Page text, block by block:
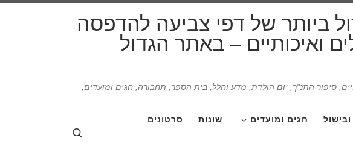
ביותר של דפי צביעה להדפסה
ואיכותיים – באתר הגדול
סיפור התנ"ך, יום הולדת, מדע וחלל, בית הספר, תחבורה, חגים ומועדים,
חגים ומועדים שונות סרטונים